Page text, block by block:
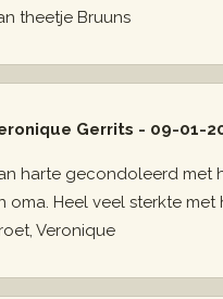
theetje Bruuns
Gerrits - 09-01-
harte gecondoleerd met
oma. Heel veel sterkte
Veronique